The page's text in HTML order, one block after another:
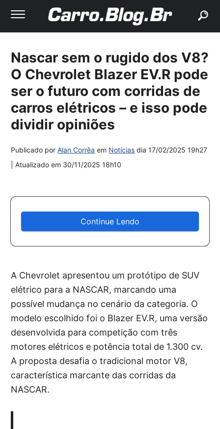
Nascar sem o rugido dos V8?
O Chevrolet Blazer EV.R pode
ser o futuro com corridas de
carros elétricos – e isso pode
dividir opiniões
Publicado porAlan Corrêa em Notícias dia17/02/2025 19h27
| Atualizado em 30/11/2025 18h10
Continue Lendo
A Chevrolet apresentou um protótipo de SUV
elétrico para a NASCAR, marcando uma
possível mudança no cenário da categoria. O
modelo escolhido foi o Blazer EV.R, uma versão
desenvolvida para competição com três
motores elétricos e potência total de 1.300 cv.
A proposta desafia o tradicional motor V8,
característica marcante das corridas da
NASCAR.